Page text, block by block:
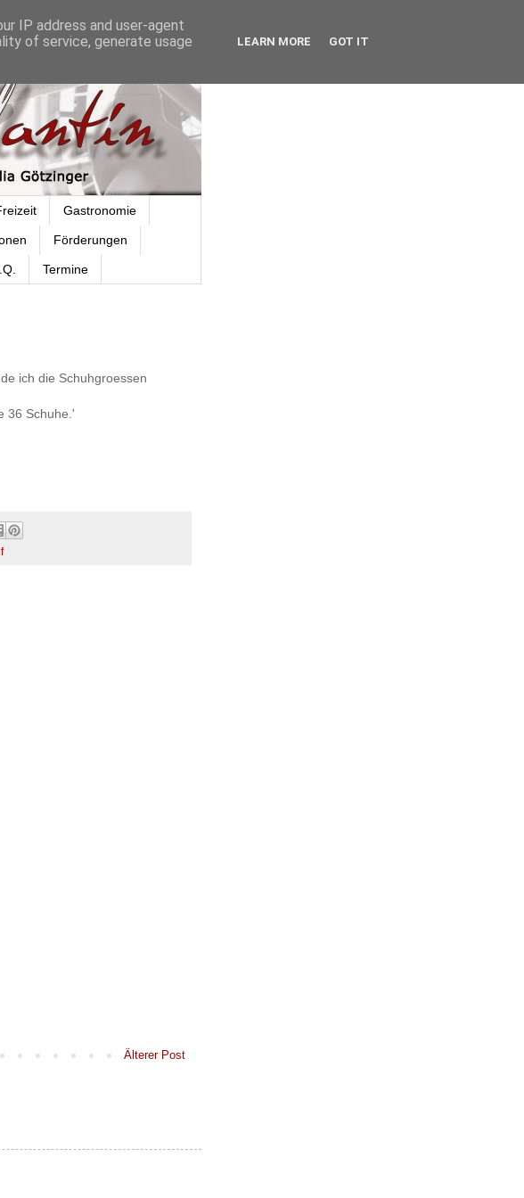
Gastronomie
Förderungen
Termine
ich die Schuhgroessen
36 Schuhe.'
Älterer Post
IP address and user-agent
of service, generate usage
LEARN MORE GOT IT